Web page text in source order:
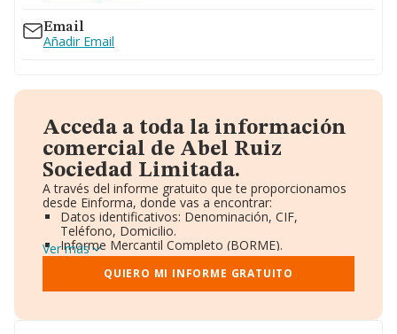
Email
Añadir Email
Acceda a toda la información
comercial de Abel Ruiz
Sociedad Limitada.
A través del informe gratuito que te proporcionamos
desde Einforma, donde vas a encontrar:
Datos identificativos: Denominación, CIF,
Teléfono, Domicilio.
Informe Mercantil Completo (BORME).
Gráficos de Evolución Ventas y Empleados.
Consejo de Administración y Administradores.
Directivos y Ejecutivos.
Ver más
QUIERO MI INFORME GRATUITO